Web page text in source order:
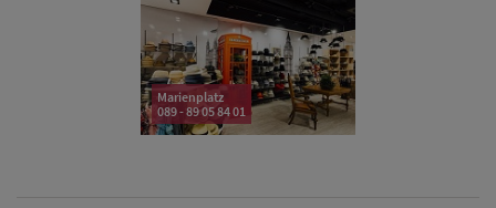
Bandana Caps
SonnenschilderMarienplatz
089 - 89 05 84 01